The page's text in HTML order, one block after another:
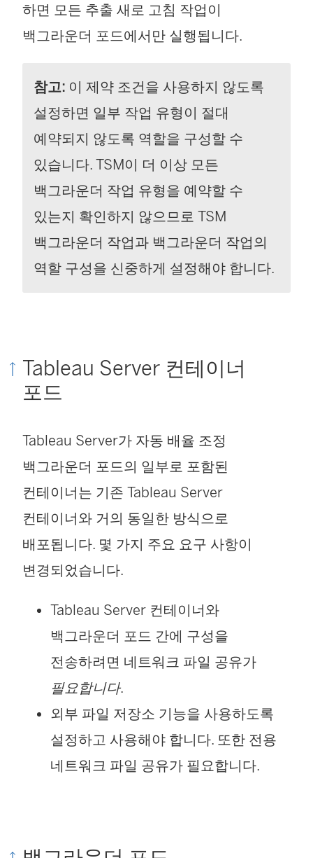
하면 모든 추출 새로 고침 작업이
백그라운더 포드에서만 실행됩니다.
참고: 이 제약 조건을 사용하지 않도록
설정하면 일부 작업 유형이 절대
예약되지 않도록 역할을 구성할 수
있습니다. TSM이 더 이상 모든
백그라운더 작업 유형을 예약할 수
있는지 확인하지 않으므로 TSM
백그라운더 작업과 백그라운더 작업의
역할 구성을 신중하게 설정해야 합니다.
Tableau Server 컨테이너
포드
Tableau Server가 자동 배율 조정
백그라운더 포드의 일부로 포함된
컨테이너는 기존 Tableau Server
컨테이너와 거의 동일한 방식으로
배포됩니다. 몇 가지 주요 요구 사항이
변경되었습니다.
Tableau Server 컨테이너와
백그라운더 포드 간에 구성을
전송하려면 네트워크 파일 공유가
필요합니다.
외부 파일 저장소 기능을 사용하도록
설정하고 사용해야 합니다. 또한 전용
네트워크 파일 공유가 필요합니다.